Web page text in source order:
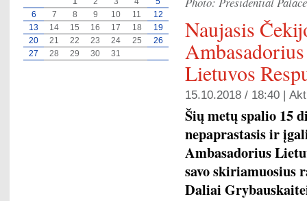
Naujasis
Lietuvos
15.10.2018 / 18:40 |
Šių metų spalio 15
nepaprastasis ir
Ambasadorius
savo skiriamuosius
Daliai
6
7 8 9 10 11
12
13
14 15 16 17 18
19
20
21 22 23 24 25
26
27
28 29 30 31